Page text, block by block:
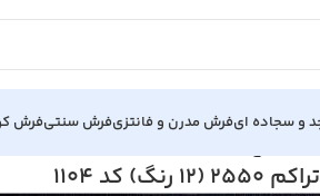
و سجاده ایفرش مدرن و فانتزیفرش سنتیفرش